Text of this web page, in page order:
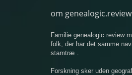
om genealogic.review
Familie genealogic.review
folk, der har det samme
stamtræ .
Forskning sker uden